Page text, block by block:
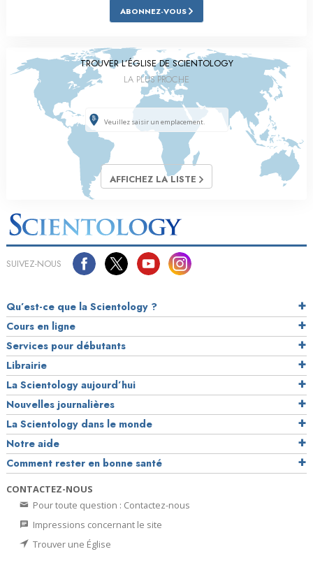
ABONNEZ-VOUS
TROUVER L’ÉGLISE DE SCIENTOLOGY
LA PLUS PROCHE
AFFICHEZ LA LISTE
SUIVEZ-NOUS
Qu’est-ce que la Scientology ?
Cours en ligne
Services pour débutants
Librairie
La Scientology aujourd’hui
Nouvelles journalières
La Scientology dans le monde
Notre aide
Comment rester en bonne santé
CONTACTEZ-NOUS
Pour toute question : Contactez-nous
Impressions concernant le site
Trouver une Église